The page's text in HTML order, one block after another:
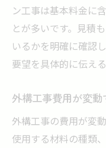
ン工事は基本料金に
とが多いです。見積
いるかを明確に確認
要望を具体的に伝え
外構工事費用が変
外構工事の費用が変
使用する材料の種類